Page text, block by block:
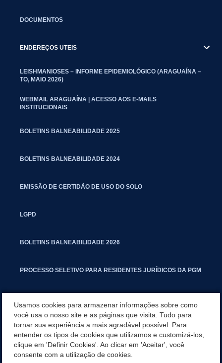
DOCUMENTOS
ENDEREÇOS UTEIS
LEISHMANIOSES – INFORME EPIDEMIOLÓGICO (ARAGUAÍNA –
TO, MAIO 2026)
WEBMAIL ARAGUAÍNA | ACESSO AOS E-MAILS
INSTITUCIONAIS
BOLETINS BALNEABILIDADE 2025
BOLETINS BALNEABILIDADE 2024
EMISSÃO DE CERTIDÃO DE USO DO SOLO
LGPD
BOLETINS BALNEABILIDADE 2026
PROCESSO SELETIVO PARA RESIDENTES JURÍDICOS DA PGM
MANUAL DE PROCEDIMENTOS IMOBILIÁRIOS SEINFRA
TURMINHA DO LAGO
Usamos cookies para armazenar informações sobre como
você usa o nosso site e as páginas que visita. Tudo para
tornar sua experiência a mais agradável possível. Para
entender os tipos de cookies que utilizamos e customizá-los,
clique em 'Definir Cookies'. Ao clicar em 'Aceitar', você
consente com a utilização de cookies.